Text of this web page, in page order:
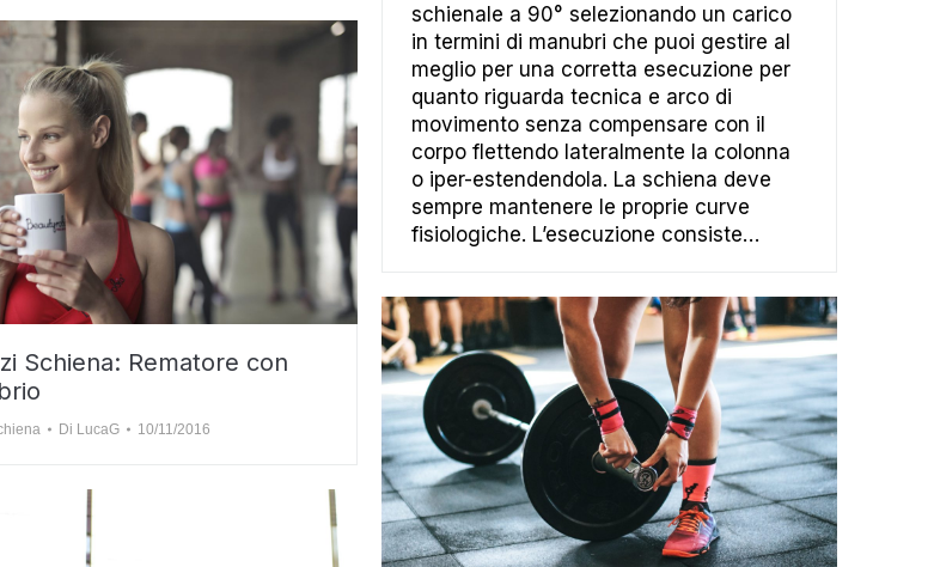
schienale a 90° selezionando un carico
in termini di manubri che puoi gestire al
meglio per una corretta esecuzione per
quanto riguarda tecnica e arco di
movimento senza compensare con il
corpo flettendo lateralmente la colonna
o iper-estendendola. La schiena deve
sempre mantenere le proprie curve
fisiologiche. L’esecuzione consiste…
Schiena: Rematore con
Di LucaG 10/11/2016